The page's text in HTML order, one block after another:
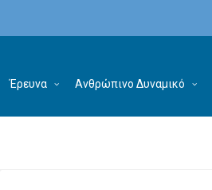
Έρευνα Ανθρώπινο Δυναμικό